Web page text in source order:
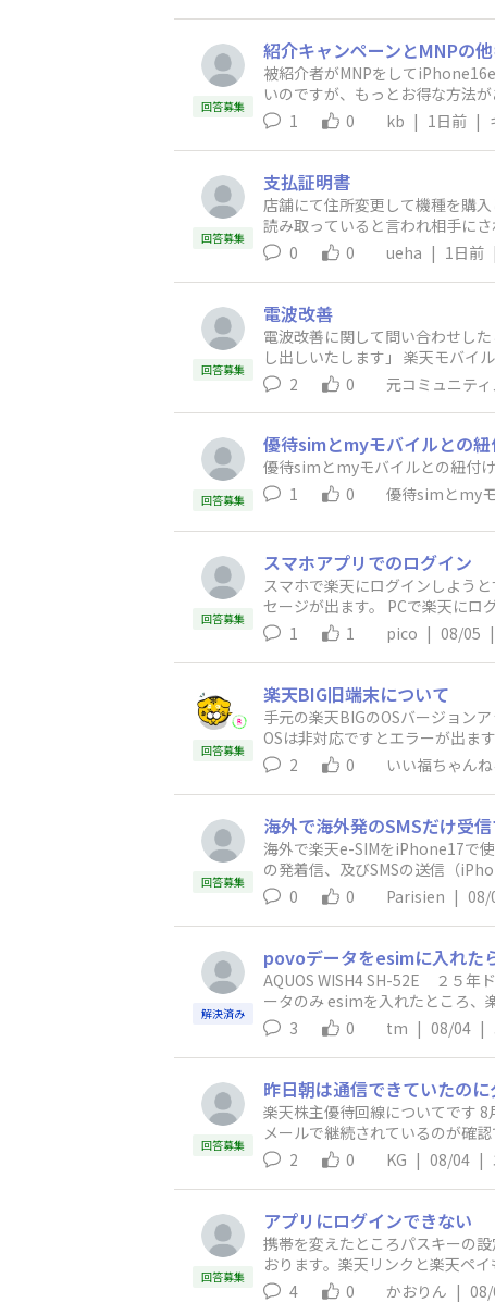
回答募集
紹介キャンペーンとMNPの
被紹介者がMNPをして
いのですが、もっとお得な方法があればご教授下さい よ
jp/campaign/referral/?l-id=campaign-
paign/iphone-point-iphone-
1 0 kb | 1日前 |
回答募集
支払証明書
店舗にて住所変更して機種を購
読み取っていると言われ相手に
ないのでしょうか？相談窓口は
0 0 ueha | 1日前 |
回答募集
電波改善
電波改善に関して問い合わせしたところ、次の回答がきました。 「お客
し出しいたし
2
0 元コミュニテ
回答募集
優待simとmyモバイルとの
優待simとmyモバイルとの紐付
1
0 優待simとmy
回答募集
スマホアプリでのログイン
スマホで楽天にログインしよう
セージが出ます。 PCで楽天にログイン後パスキーの管理でパスキーを削除を押しても「利用可能なパスキーがありません』ではじかれます。Ed
1 1 pico | 08/05 |
回答募集
楽天BIG旧端末について
手元の楽天BIGのOSバージョン
OSは非対応ですとエラーが出ま
楽天リンクを入れることが出来
2 0 いい福ちゃんね
回答募集
海外で海外発のSMSだけ受
海外で楽天e-SIMをiPhone17で
の発着信、及びSMSの送信（
MSがまったく配信されません（
ート、及び050-5434-4633へ連
ードオンオフ、ローミングオン
した。 海外ローミングを拾って
案内です」も届かない状態です
が主因である可能性は低いと思
問題の解決につながりそうな、
0 0 Parisien | 08/
解決済み
povoデータをesimに入れた
AQUOS WISH4 SH-52E ２５年
ータのみ esimを入れたところ
KUTENN スロット２電話番号不
話はつながります。 端末再起動
ってみたが、解消されません。
3 0 tm | 08/04 |
回答募集
昨日朝は通信できていたのに
楽天株主優待回線についてです
メールで継続されているのが確
トワーク選択欄が空白です 前日
と表示が出ていてこちらは通信
す（物理simはAPNプロファイル
ていますが、他の方の書き込み
2 0 KG | 08/04 |
回答募集
アプリにログインできない
携帯を変えたところパスキーの
おります。楽天リンクと楽天ペイ
4
0 かおりん |